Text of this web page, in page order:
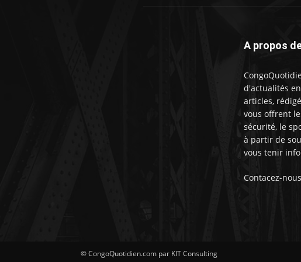
A propos
d'actualités
articles,
vous offrent
sécurité, le
à partir de
vous tenir
Contacez-
© CongoQuotidien.com par KIT Consulting